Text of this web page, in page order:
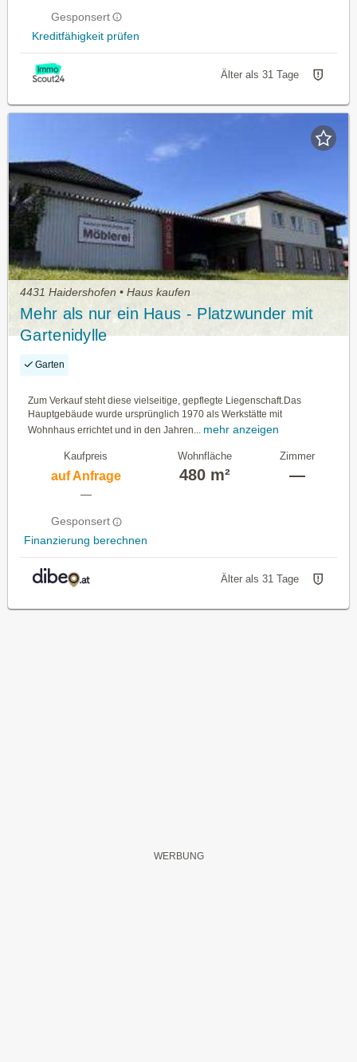
Gesponsert
Kreditfähigkeit prüfen
Älter als 31 Tage
4431 Haidershofen • Haus kaufen
Mehr als nur ein Haus - Platzwunder mit
Gartenidylle
Garten
Zum Verkauf steht diese vielseitige, gepflegte Liegenschaft.Das
Hauptgebäude wurde ursprünglich 1970 als Werkstätte mit
Wohnhaus errichtet und in den Jahren... mehr anzeigen
Kaufpreis
auf Anfrage
—
Gesponsert
Finanzierung berechnen
Wohnfläche
480 m²
Zimmer
—
Älter als 31 Tage